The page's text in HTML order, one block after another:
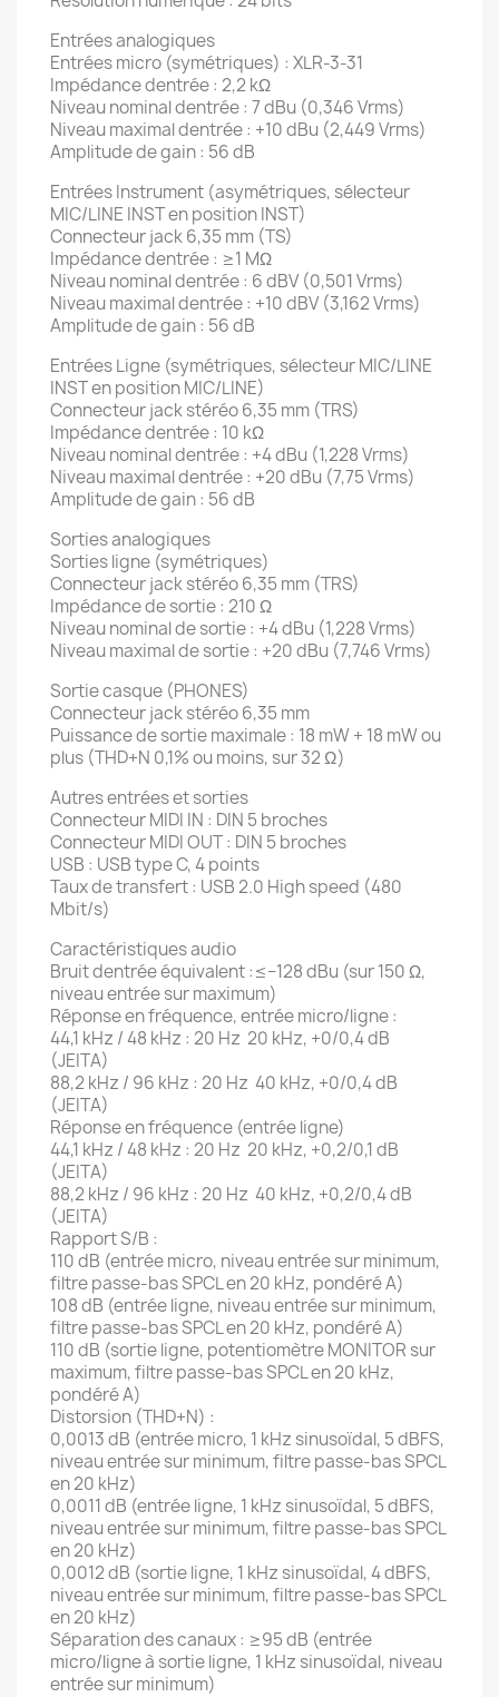
Entrées analogiques
Entrées micro (symétriques) : XLR-3-31
Impédance dentrée : 2,2 kΩ
Niveau nominal dentrée : 7 dBu (0,346 Vrms)
Niveau maximal dentrée : +10 dBu (2,449 Vrms)
Amplitude de gain : 56 dB
Entrées Instrument (asymétriques, sélecteur
MIC/LINE INST en position INST)
Connecteur jack 6,35 mm (TS)
Impédance dentrée : ≥1 MΩ
Niveau nominal dentrée : 6 dBV (0,501 Vrms)
Niveau maximal dentrée : +10 dBV (3,162 Vrms)
Amplitude de gain : 56 dB
Entrées Ligne (symétriques, sélecteur MIC/LINE
INST en position MIC/LINE)
Connecteur jack stéréo 6,35 mm (TRS)
Impédance dentrée : 10 kΩ
Niveau nominal dentrée : +4 dBu (1,228 Vrms)
Niveau maximal dentrée : +20 dBu (7,75 Vrms)
Amplitude de gain : 56 dB
Sorties analogiques
Sorties ligne (symétriques)
Connecteur jack stéréo 6,35 mm (TRS)
Impédance de sortie : 210 Ω
Niveau nominal de sortie : +4 dBu (1,228 Vrms)
Niveau maximal de sortie : +20 dBu (7,746 Vrms)
Sortie casque (PHONES)
Connecteur jack stéréo 6,35 mm
Puissance de sortie maximale : 18 mW + 18 mW ou
plus (THD+N 0,1% ou moins, sur 32 Ω)
Autres entrées et sorties
Connecteur MIDI IN : DIN 5 broches
Connecteur MIDI OUT : DIN 5 broches
USB : USB type C, 4 points
Taux de transfert : USB 2.0 High speed (480
Mbit/s)
Caractéristiques audio
Bruit dentrée équivalent :≤−128 dBu (sur 150 Ω,
niveau entrée sur maximum)
Réponse en fréquence, entrée micro/ligne :
44,1 kHz / 48 kHz : 20 Hz  20 kHz, +0/0,4 dB
(JEITA)
88,2 kHz / 96 kHz : 20 Hz  40 kHz, +0/0,4 dB
(JEITA)
Réponse en fréquence (entrée ligne)
44,1 kHz / 48 kHz : 20 Hz  20 kHz, +0,2/0,1 dB
(JEITA)
88,2 kHz / 96 kHz : 20 Hz  40 kHz, +0,2/0,4 dB
(JEITA)
Rapport S/B :
110 dB (entrée micro, niveau entrée sur minimum,
filtre passe-bas SPCL en 20 kHz, pondéré A)
108 dB (entrée ligne, niveau entrée sur minimum,
filtre passe-bas SPCL en 20 kHz, pondéré A)
110 dB (sortie ligne, potentiomètre MONITOR sur
maximum, filtre passe-bas SPCL en 20 kHz,
pondéré A)
Distorsion (THD+N) :
0,0013 dB (entrée micro, 1 kHz sinusoïdal, 5 dBFS,
niveau entrée sur minimum, filtre passe-bas SPCL
en 20 kHz)
0,0011 dB (entrée ligne, 1 kHz sinusoïdal, 5 dBFS,
niveau entrée sur minimum, filtre passe-bas SPCL
en 20 kHz)
0,0012 dB (sortie ligne, 1 kHz sinusoïdal, 4 dBFS,
niveau entrée sur minimum, filtre passe-bas SPCL
en 20 kHz)
Séparation des canaux : ≥95 dB (entrée
micro/ligne à sortie ligne, 1 kHz sinusoïdal, niveau
entrée sur minimum)